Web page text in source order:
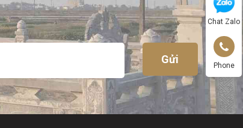
Chat Zalo
Phone